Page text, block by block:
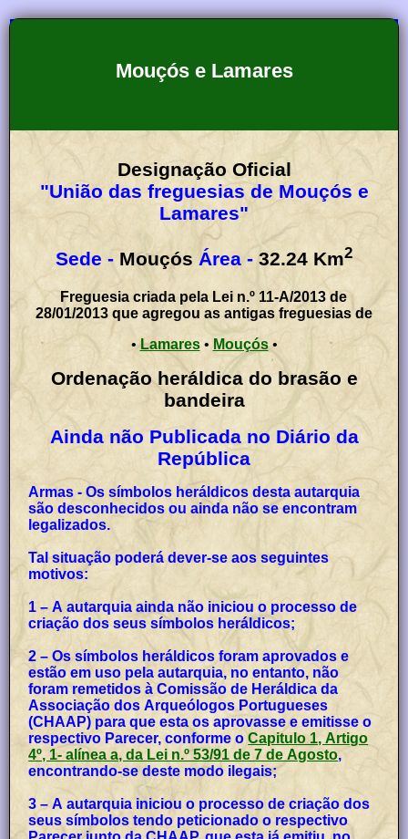
Mouçós e Lamares
Designação Oficial
"União das freguesias de Mouçós e
Lamares"
Sede - Mouçós Área - 32.24 Km2
Freguesia criada pela Lei n.º 11-A/2013 de
28/01/2013 que agregou as antigas freguesias de
•Lamares• Mouçós•
Ordenação heráldica do brasão e
bandeira
Ainda não Publicada no Diário da
República
Armas - Os símbolos heráldicos desta autarquia
são desconhecidos ou ainda não se encontram
legalizados.
Tal situação poderá dever-se aos seguintes
motivos:
1 – A autarquia ainda não iniciou o processo de
criação dos seus símbolos heráldicos;
2 – Os símbolos heráldicos foram aprovados e
estão em uso pela autarquia, no entanto, não
foram remetidos à Comissão de Heráldica da
Associação dos Arqueólogos Portugueses
(CHAAP) para que esta os aprovasse e emitisse o
respectivo Parecer, conforme oCapitulo 1, Artigo
4º, 1- alínea a, da Lei n.º 53/91 de 7 de Agosto,
encontrando-se deste modo ilegais;
3 – A autarquia iniciou o processo de criação dos
seus símbolos tendo peticionado o respectivo